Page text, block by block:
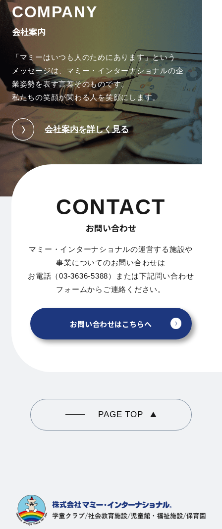
COMPANY
会社案内
「マミーはいつも人のためにあります」という
メッセージは、 マミー・インターナショナルの企
業姿勢を表す言葉そのものです。
私たちの笑顔が関わる人を笑顔にします。
会社案内を詳しく見る
CONTACT
お問い合わせ
マミー・インターナショナルの運営する施設や
事業についてのお問い合わせは
お電話（03-3636-5388）または下記問い合わせ
フォームからご連絡ください。
お問い合わせはこちらへ
PAGE TOP